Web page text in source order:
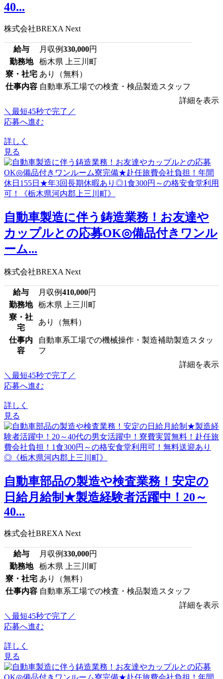
40...
株式会社BREXA Next
給与 月収例330,000円
勤務地
栃木県 上三川町
寮・社宅 あり（無料）
仕事内容 自動車系工場での検査・検品製造スタッフ
詳細を表示
＼最短45秒で完了／
応募へ進む
詳しく
見る
自動車製造に伴う鋳造業務！お友達や
カップルとの応募OK◎備品付きワンル
ーム...
株式会社BREXA Next
給与 月収例410,000円
勤務地
栃木県 上三川町
寮・社
宅
あり（無料）
仕事内
容
自動車系工場での機械操作・製造補助製造スタッ
フ
詳細を表示
＼最短45秒で完了／
応募へ進む
詳しく
見る
自動車部品の製造や検査業務！安定の
日給月給制★製造経験者活躍中！20～
40...
株式会社BREXA Next
給与 月収例330,000円
勤務地
栃木県 上三川町
寮・社宅 あり（無料）
仕事内容 自動車系工場での検査・検品製造スタッフ
詳細を表示
＼最短45秒で完了／
応募へ進む
詳しく
見る